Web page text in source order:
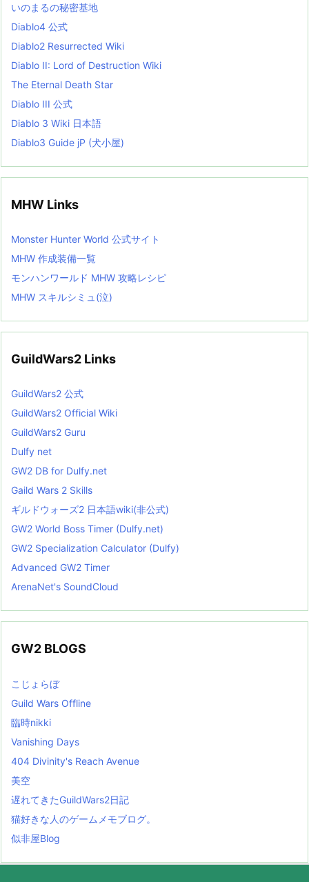
i
s
t
いのまるの秘密基地
Diablo4 公式
Diablo2 Resurrected Wiki
Diablo II: Lord of Destruction Wiki
The Eternal Death Star
Diablo III 公式
Diablo 3 Wiki 日本語
Diablo3 Guide jP (犬小屋)
MHW Links
Monster Hunter World 公式サイト
MHW 作成装備一覧
モンハンワールド MHW 攻略レシピ
MHW スキルシミュ(泣)
GuildWars2 Links
GuildWars2 公式
GuildWars2 Official Wiki
GuildWars2 Guru
Dulfy net
GW2 DB for Dulfy.net
Gaild Wars 2 Skills
ギルドウォーズ2 日本語wiki(非公式)
GW2 World Boss Timer (Dulfy.net)
GW2 Specialization Calculator (Dulfy)
Advanced GW2 Timer
ArenaNet's SoundCloud
GW2 BLOGS
こじょらぼ
Guild Wars Offline
臨時nikki
Vanishing Days
404 Divinity's Reach Avenue
美空
遅れてきたGuildWars2日記
猫好きな人のゲームメモブログ。
似非屋Blog